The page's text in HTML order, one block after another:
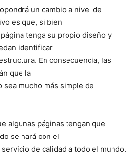
un cambio a nivel de
es que, si bien
tenga su propio diseño y
identificar
En consecuencia, las
que la
mucho más simple de
algunas páginas tengan que
se hará con el
de calidad a todo el mundo.